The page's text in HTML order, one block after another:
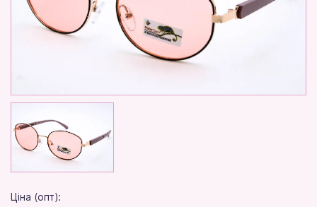
Ціна (опт):